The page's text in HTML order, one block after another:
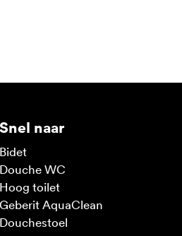
Snel naar
Bidet
Douche WC
Hoog toilet
Geberit AquaClean
Douchestoel